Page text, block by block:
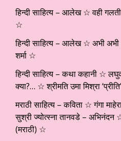
हिन्दी साहित्य – आलेख ☆ वही
☆
हिन्दी साहित्य – आलेख ☆ अभी
शर्मा ☆
हिन्दी साहित्य – कथा कहानी ☆
क्या?… ☆ श्रीमति उमा मिश्रा
मराठी साहित्य – कविता ☆ गंगा
सुश्री ज्योत्स्ना तानवडे –
(मराठी) ☆